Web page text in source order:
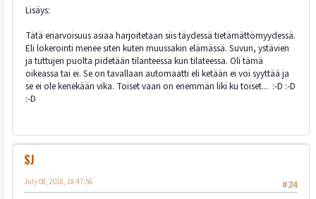
Lisäys:
Tätä eriarvoisuus asiaa harjoitetaan siis täydessä tietämättömyydessä.
Eli lokerointi menee siten kuten muussakin elämässä. Suvun, ystävien
ja tuttujen puolta pidetään tilanteessa kun tilateessa. Oli tämä
oikeassa tai ei. Se on tavallaan automaatti eli ketään ei voi syyttää ja
se ei ole kenekään vika. Toiset vaan on enemmän liki ku toiset... :-D :-D
:-D
SJ
#24
July 08, 2018, 18:47:56